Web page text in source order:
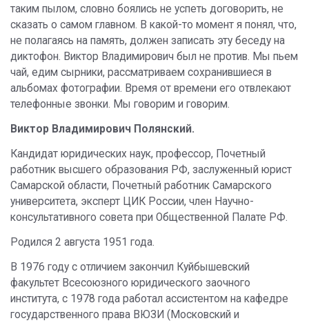
таким пылом, словно боялись не успеть договорить, не
сказать о самом главном. В какой-то момент я понял, что,
не полагаясь на память, должен записать эту беседу на
диктофон. Виктор Владимирович был не против. Мы пьем
чай, едим сырники, рассматриваем сохранившиеся в
альбомах фотографии. Время от времени его отвлекают
телефонные звонки. Мы говорим и говорим.
Виктор Владимирович Полянский.
Кандидат юридических наук, профессор, Почетный
работник высшего образования РФ, заслуженный юрист
Самарской области, Почетный работник Самарского
университета, эксперт ЦИК России, член Научно-
консультативного совета при Общественной Палате РФ.
Родился 2 августа 1951 года.
В 1976 году с отличием закончил Куйбышевский
факультет Всесоюзного юридического заочного
института, с 1978 года работал ассистентом на кафедре
государственного права ВЮЗИ (Московский и